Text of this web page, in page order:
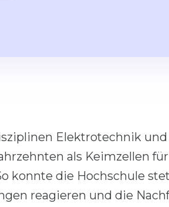
Elektrotechnik
als Keimzellen
konnte die Hochschule
reagieren und die